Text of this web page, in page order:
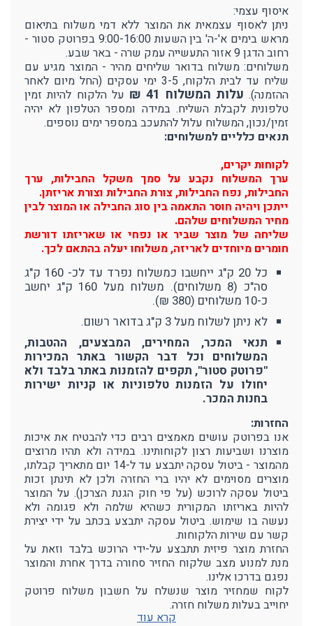
איסוף עצמי:
ניתן לאסוף עצמאית את המוצר ללא דמי משלוח בתיאום
מראש בימים א'-ה' בין השעות 9:00-16:00 בפרוטק סטור -
רחוב הדגן 9 אזור התעשייה עמק שרה - באר שבע.
משלוחים: משלוח בדואר שליחים מהיר - המוצר מגיע עם
שליח עד לבית הלקוח, 3-5 ימי עסקים (החל מיום לאחר
ההזמנה). עלות המשלוח 41 ₪
על הלקוח להיות זמין
טלפונית לקבלת השליח. במידה ומספר הטלפון לא יהיה
זמין/נכון, המשלוח עלול להתעכב במספר ימים נוספים.
תנאים כלליים למשלוחים:
לקוחות יקרים,
ערך המשלוח נקבע על סמך משקל החבילות, ערך
החבילות, נפח החבילות, צורת החבילות וצורת אריזתן.
ייתכן ויהיה חוסר התאמה בין סוג החבילה או המוצר לבין
מחיר המשלוחים שלהם.
שליחה של מוצר שביר או נפחי או שאריזתו דורשת
חומרים מיוחדים לאריזה, משלוחו יעלה בהתאם לכך.
כל 20 ק"ג ייחשבו כמשלוח נפרד עד לכ- 160 ק"ג
סה"כ (8 משלוחים). משלוח מעל 160 ק"ג יחשב
כ-10 משלוחים (380 ₪).
לא ניתן לשלוח מעל 3 ק"ג בדואר רשום.
תנאי המכר, המחירים, המבצעים, ההטבות,
המשלוחים וכל דבר הקשור באתר המכירות
"פרוטק סטור", תקפים להזמנות באתר בלבד ולא
יחולו על הזמנות טלפוניות או קניות ישירות
בחנות המכר.
החזרות:
אנו בפרוטק עושים מאמצים רבים כדי להבטיח את איכות
מוצרנו ושביעות רצון לקוחותינו. במידה ולא תהיו מרוצים
מהמוצר - ביטול עסקה יתבצע עד ל-14 יום מתאריך קבלתו,
מוצרים מסוימים לא יהיו ברי החזרה ולכן לא תינתן זכות
ביטול עסקה לרוכש (על פי חוק הגנת הצרכן). על המוצר
להיות באריזתו המקורית כשהיא שלמה ולא פגומה ולא
נעשה בו שימוש. ביטול עסקה יתבצע בכתב על ידי יצירת
קשר עם שירות הלקוחות.
החזרת מוצר פיזית תתבצע על-ידי הרוכש בלבד וזאת על
מנת למנוע מצב שלקוח החזיר סחורה בדרך אחרת והמוצר
נפגם בדרכו אלינו.
לקוח שמחזיר מוצר שנשלח על חשבון משלוח פרוטק
יחוייב בעלות משלוח חזרה.
קרא עוד